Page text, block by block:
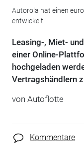
Autorola hat einen
entwickelt.
Leasing-, Miet-
einer Online-
hochgeladen
Vertragshändlern
von Autoflotte
Kommentare